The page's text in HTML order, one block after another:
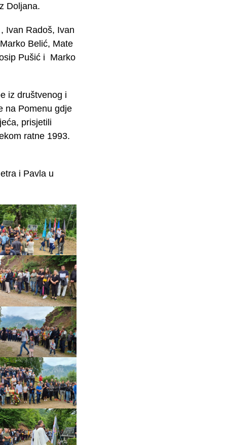
Doljana.
Ivan Radoš, Ivan
Belić, Mate
Pušić i Marko
iz društvenog i
na Pomenu gdje
prisjetili
ratne 1993.
i Pavla u